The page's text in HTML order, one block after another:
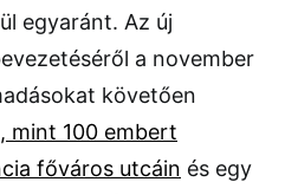
egyaránt. Az új
a november
követően
mint 100 embert
főváros utcáin és egy